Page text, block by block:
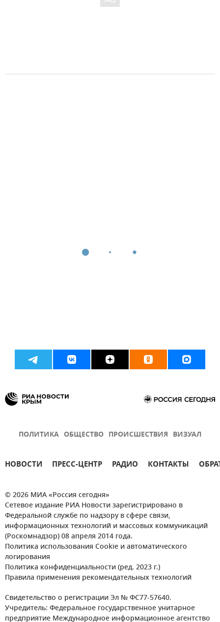
ПОЛИТИКА ОБЩЕСТВО ПРОИСШЕСТВИЯ ВИЗУАЛ
НОВОСТИ ПРЕСС-ЦЕНТР РАДИО КОНТАКТЫ
© 2026 МИА «Россия сегодня»
Сетевое издание РИА Новости зарегистрировано в
Федеральной службе по надзору в сфере связи,
информационных технологий и массовых коммуникаций
(Роскомнадзор) 08 апреля 2014 года.
Политика использования Cookie и автоматического
логирования
Политика конфиденциальности (ред. 2023 г.)
Правила применения рекомендательных технологий
Свидетельство о регистрации Эл № ФС77-57640.
Учредитель: Федеральное государственное унитарное
предприятие Международное информационное агентство